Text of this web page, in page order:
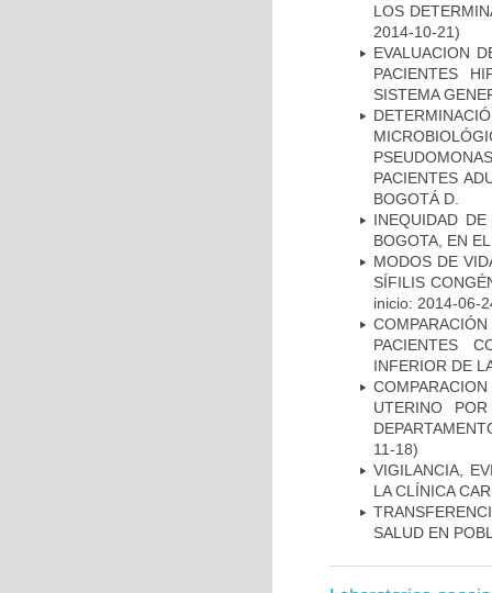
LOS
2014-10-21)
EVALUACION
PACIENTES
SISTEMA
PACIENTES
BOGOTÁ D.
INEQUIDAD
BOGOTA, EN
MODOS DE
SÍFILIS
inicio: 2014-06-
PACIENTES
INFERIOR DE
UTERINO
11-18)
VIGILANCIA,
LA CLÍNICA
SALUD EN